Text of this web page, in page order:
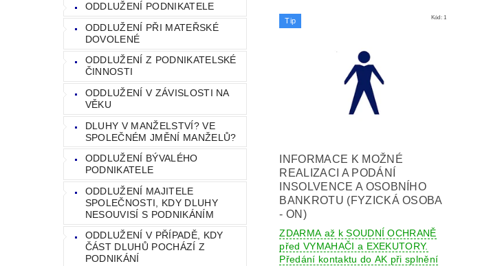
ODDLUŽENÍ PODNIKATELE
ODDLUŽENÍ PŘI MATEŘSKÉ
DOVOLENÉ
ODDLUŽENÍ Z PODNIKATELSKÉ
ČINNOSTI
ODDLUŽENÍ V ZÁVISLOSTI NA
VĚKU
DLUHY V MANŽELSTVÍ? VE
SPOLEČNÉM JMĚNÍ MANŽELŮ?
ODDLUŽENÍ BÝVALÉHO
PODNIKATELE
ODDLUŽENÍ MAJITELE
SPOLEČNOSTI, KDY DLUHY
NESOUVISÍ S PODNIKÁNÍM
ODDLUŽENÍ V PŘÍPADĚ, KDY
ČÁST DLUHŮ POCHÁZÍ Z
PODNIKÁNÍ
Tip Kód:1
INFORMACE K MOŽNÉ
REALIZACI A PODÁNÍ
INSOLVENCE A OSOBNÍHO
BANKROTU (FYZICKÁ OSOBA
- ON)
ZDARMA až k SOUDNÍ OCHRANĚ
před VYMAHAČI a EXEKUTORY.
Předání kontaktu do AK při splnění